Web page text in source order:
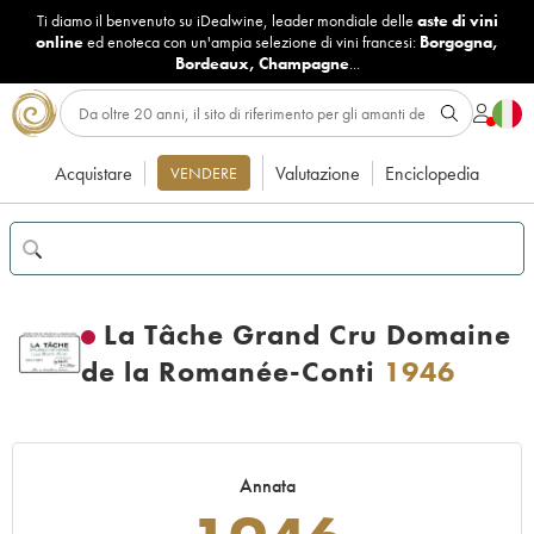
Ti diamo il benvenuto su iDealwine, leader mondiale delle aste di vini
onlineed enoteca con un'ampia selezione di vini francesi: Borgogna,
Bordeaux, Champagne...
Acquistare VENDERE Valutazione Enciclopedia
La Tâche Grand Cru Domaine
de la Romanée-Conti 1946
Annata